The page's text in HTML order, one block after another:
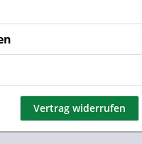
Vertrag widerrufen